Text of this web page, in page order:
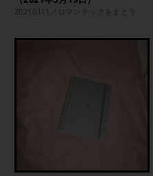
20210311／ロマンチックをまとう